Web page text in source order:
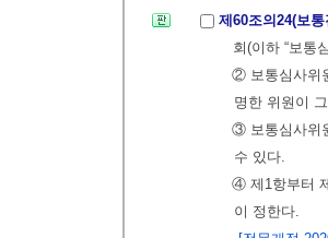
제60조의24(보
회(이하 “보통
② 보통심사위
명한 위원이
③ 보통심사위
수 있다.
④ 제1항부터
이 정한다.